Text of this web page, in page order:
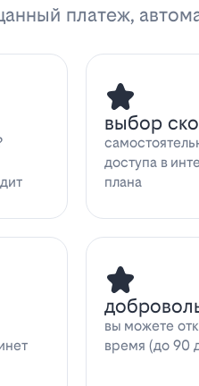
платеж,
выбор
доступа в
плана
вы можете
время (до 90